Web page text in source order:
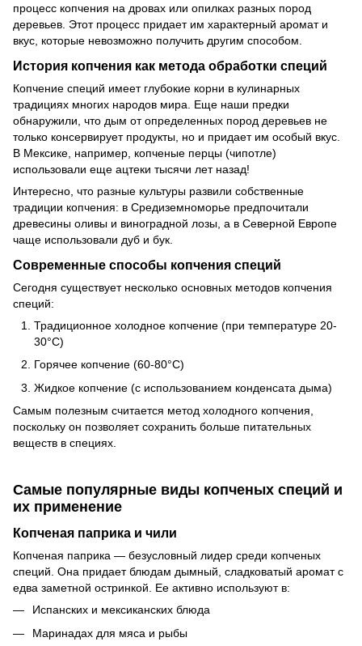
процесс копчения на дровах или опилках разных пород
деревьев. Этот процесс придает им характерный аромат и
вкус, которые невозможно получить другим способом.
История копчения как метода обработки специй
Копчение специй имеет глубокие корни в кулинарных
традициях многих народов мира. Еще наши предки
обнаружили, что дым от определенных пород деревьев не
только консервирует продукты, но и придает им особый вкус.
В Мексике, например, копченые перцы (чипотле)
использовали еще ацтеки тысячи лет назад!
Интересно, что разные культуры развили собственные
традиции копчения: в Средиземноморье предпочитали
древесины оливы и виноградной лозы, а в Северной Европе
чаще использовали дуб и бук.
Современные способы копчения специй
Сегодня существует несколько основных методов копчения
специй:
Традиционное холодное копчение (при температуре 20-
30°C)
Горячее копчение (60-80°C)
Жидкое копчение (с использованием конденсата дыма)
Самым полезным считается метод холодного копчения,
поскольку он позволяет сохранить больше питательных
веществ в специях.
Самые популярные виды копченых специй и
их применение
Копченая паприка и чили
Копченая паприка — безусловный лидер среди копченых
специй. Она придает блюдам дымный, сладковатый аромат с
едва заметной остринкой. Ее активно используют в:
Испанских и мексиканских блюда
Маринадах для мяса и рыбы